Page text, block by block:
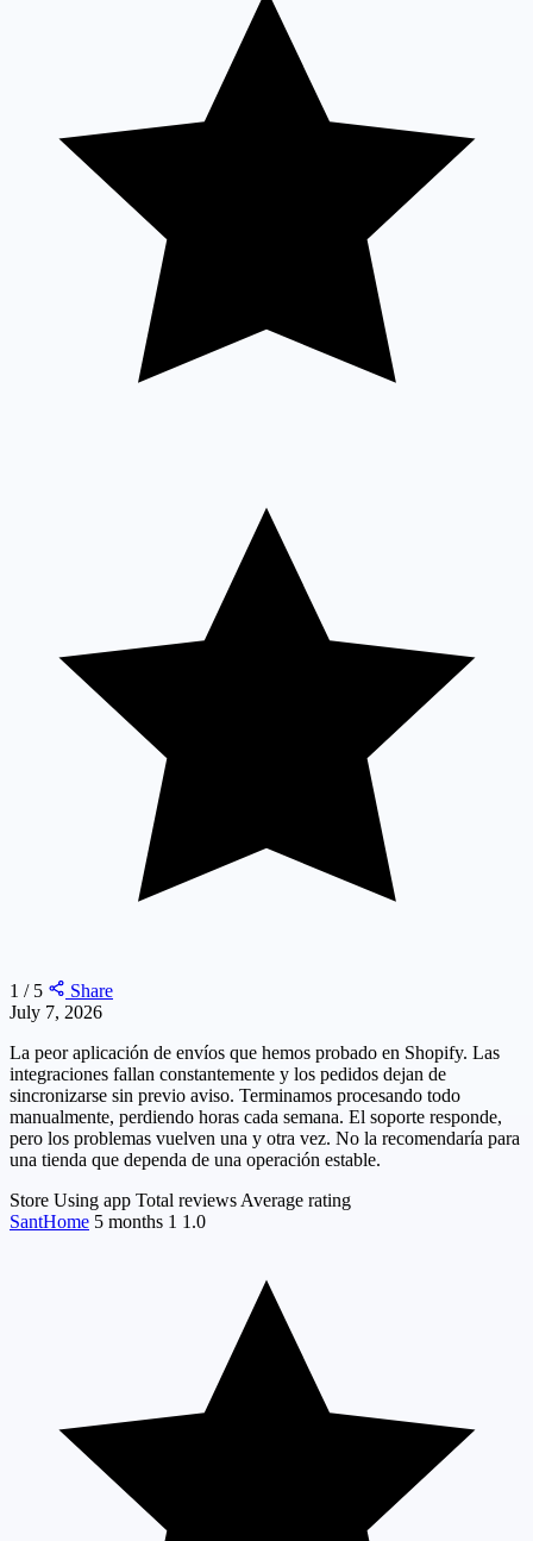
1 / 5
Share
July 7, 2026
La peor aplicación de envíos que hemos probado en Shopify. Las
integraciones fallan constantemente y los pedidos dejan de
sincronizarse sin previo aviso. Terminamos procesando todo
manualmente, perdiendo horas cada semana. El soporte responde,
pero los problemas vuelven una y otra vez. No la recomendaría para
una tienda que dependa de una operación estable.
Store Using app Total reviews Average rating
SantHome 5 months 1 1.0